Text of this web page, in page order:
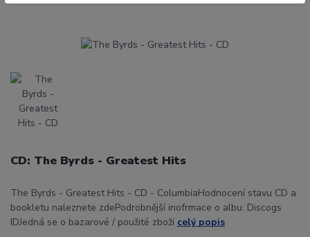
CD: The Byrds - Greatest Hits
The Byrds - Greatest Hits - CD - ColumbiaHodnocení stavu CD a
bookletu naleznete zdePodrobnější inofrmace o albu: Discogs
IDJedná se o bazarové / použité zboží celý popis